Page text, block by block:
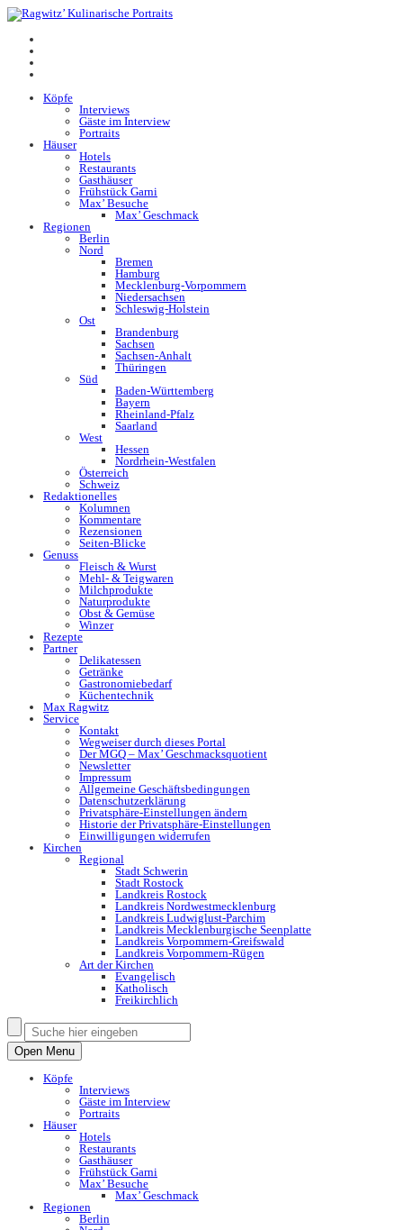
Köpfe
Interviews
Gäste im Interview
Portraits
Häuser
Hotels
Restaurants
Gasthäuser
Frühstück Garni
Max’ Besuche
Max’ Geschmack
Regionen
Berlin
Nord
Bremen
Hamburg
Mecklenburg-Vorpommern
Niedersachsen
Schleswig-Holstein
Ost
Brandenburg
Sachsen
Sachsen-Anhalt
Thüringen
Süd
Baden-Württemberg
Bayern
Rheinland-Pfalz
Saarland
West
Hessen
Nordrhein-Westfalen
Österreich
Schweiz
Redaktionelles
Kolumnen
Kommentare
Rezensionen
Seiten-Blicke
Genuss
Fleisch & Wurst
Mehl- & Teigwaren
Milchprodukte
Naturprodukte
Obst & Gemüse
Winzer
Rezepte
Partner
Delikatessen
Getränke
Gastronomiebedarf
Küchentechnik
Max Ragwitz
Service
Kontakt
Wegweiser durch dieses Portal
Der MGQ – Max’ Geschmacksquotient
Newsletter
Impressum
Allgemeine Geschäftsbedingungen
Datenschutzerklärung
Privatsphäre-Einstellungen ändern
Historie der Privatsphäre-Einstellungen
Einwilligungen widerrufen
Kirchen
Regional
Stadt Schwerin
Stadt Rostock
Landkreis Rostock
Landkreis Nordwestmecklenburg
Landkreis Ludwiglust-Parchim
Landkreis Mecklenburgische Seenplatte
Landkreis Vorpommern-Greifswald
Landkreis Vorpommern-Rügen
Art der Kirchen
Evangelisch
Katholisch
Freikirchlich
Open Menu
Köpfe
Interviews
Gäste im Interview
Portraits
Häuser
Hotels
Restaurants
Gasthäuser
Frühstück Garni
Max’ Besuche
Max’ Geschmack
Regionen
Berlin